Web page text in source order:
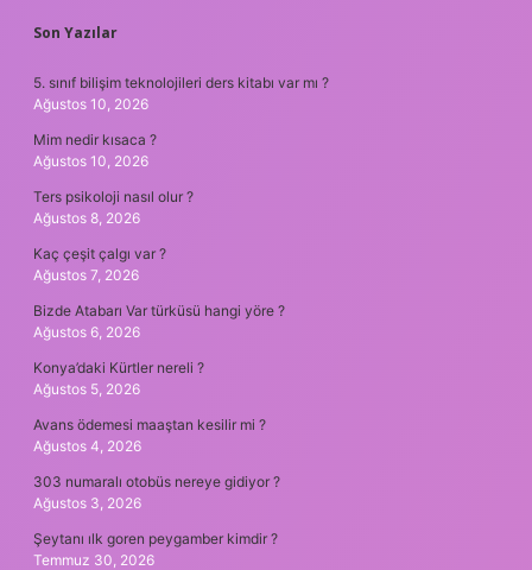
SIDEBAR
Son Yazılar
5. sınıf bilişim teknolojileri ders kitabı var mı ?
Ağustos 10, 2026
Mim nedir kısaca ?
Ağustos 10, 2026
Ters psikoloji nasıl olur ?
Ağustos 8, 2026
Kaç çeşit çalgı var ?
Ağustos 7, 2026
Bizde Atabarı Var türküsü hangi yöre ?
Ağustos 6, 2026
Konya’daki Kürtler nereli ?
Ağustos 5, 2026
Avans ödemesi maaştan kesilir mi ?
Ağustos 4, 2026
303 numaralı otobüs nereye gidiyor ?
Ağustos 3, 2026
Şeytanı ılk goren peygamber kimdir ?
Temmuz 30, 2026